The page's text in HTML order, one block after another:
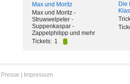
Max und Moritz
Max und Moritz -
Struwwelpeter -
Suppenkaspar -
Zappelphilipp und mehr
Tickets: 1
Die
Presse Impressum